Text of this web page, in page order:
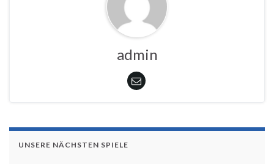
admin
UNSERE NÄCHSTEN SPIELE